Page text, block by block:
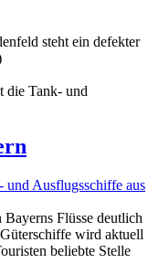
steht ein defekter
die Tank- und
und Ausflugsschiffe aus
Flüsse deutlich
wird aktuell
beliebte Stelle